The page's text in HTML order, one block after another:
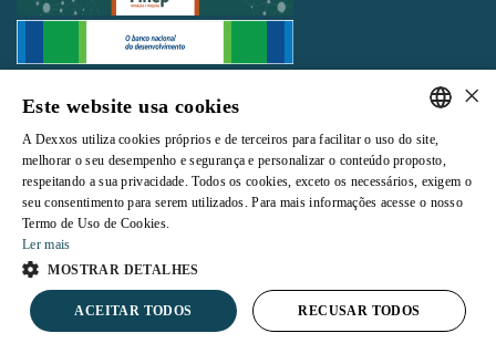
Todos os direitos reservados | Termos e Condições de Uso
Política de
Privacidade
PORTUGUESE
ENGLISH
×
Este website usa cookies
A Dexxos utiliza cookies próprios e de terceiros para facilitar o uso do site,
melhorar o seu desempenho e segurança e personalizar o conteúdo proposto,
respeitando a sua privacidade. Todos os cookies, exceto os necessários, exigem o
seu consentimento para serem utilizados. Para mais informações acesse o nosso
Termo de Uso de Cookies.
Ler mais
MOSTRAR DETALHES
ACEITAR TODOS RECUSAR TODOS